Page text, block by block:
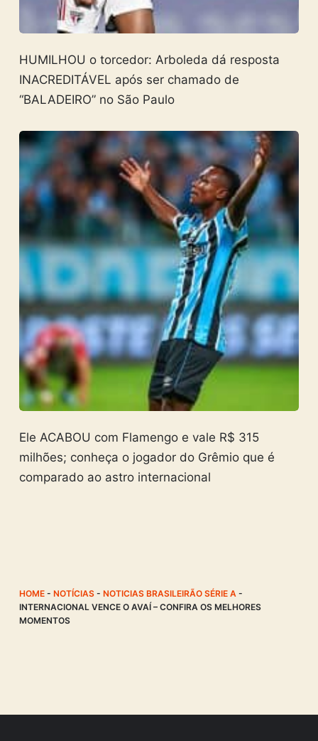
HUMILHOU o torcedor: Arboleda dá resposta
INACREDITÁVEL após ser chamado de
“BALADEIRO” no São Paulo
Ele ACABOU com Flamengo e vale R$ 315
milhões; conheça o jogador do Grêmio que é
comparado ao astro internacional
HOME- NOTÍCIAS- NOTICIAS BRASILEIRÃO SÉRIE A -
INTERNACIONAL VENCE O AVAÍ – CONFIRA OS MELHORES
MOMENTOS